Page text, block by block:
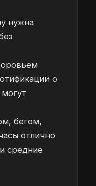
нужна
о
бегом,
отлично
средние